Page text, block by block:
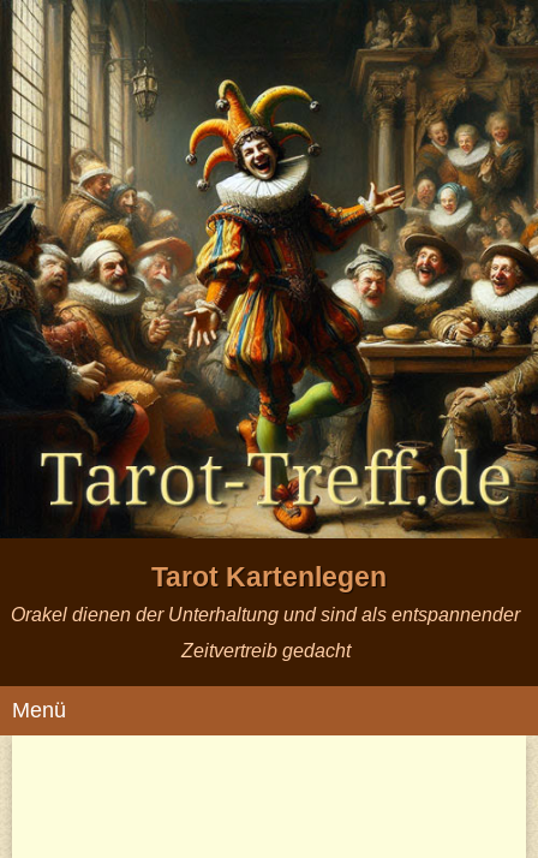
Tarot Kartenlegen
Orakel dienen der Unterhaltung und sind als entspannender
Zeitvertreib gedacht
Menü